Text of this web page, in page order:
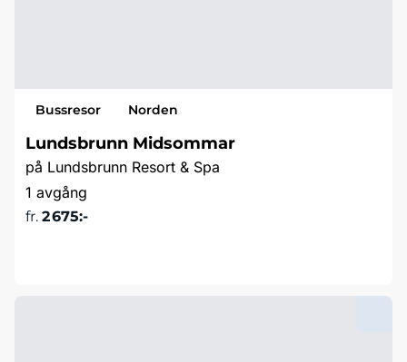
Bussresor Norden
Lundsbrunn Midsommar
på Lundsbrunn Resort & Spa
1 avgång
fr. 2 675:-